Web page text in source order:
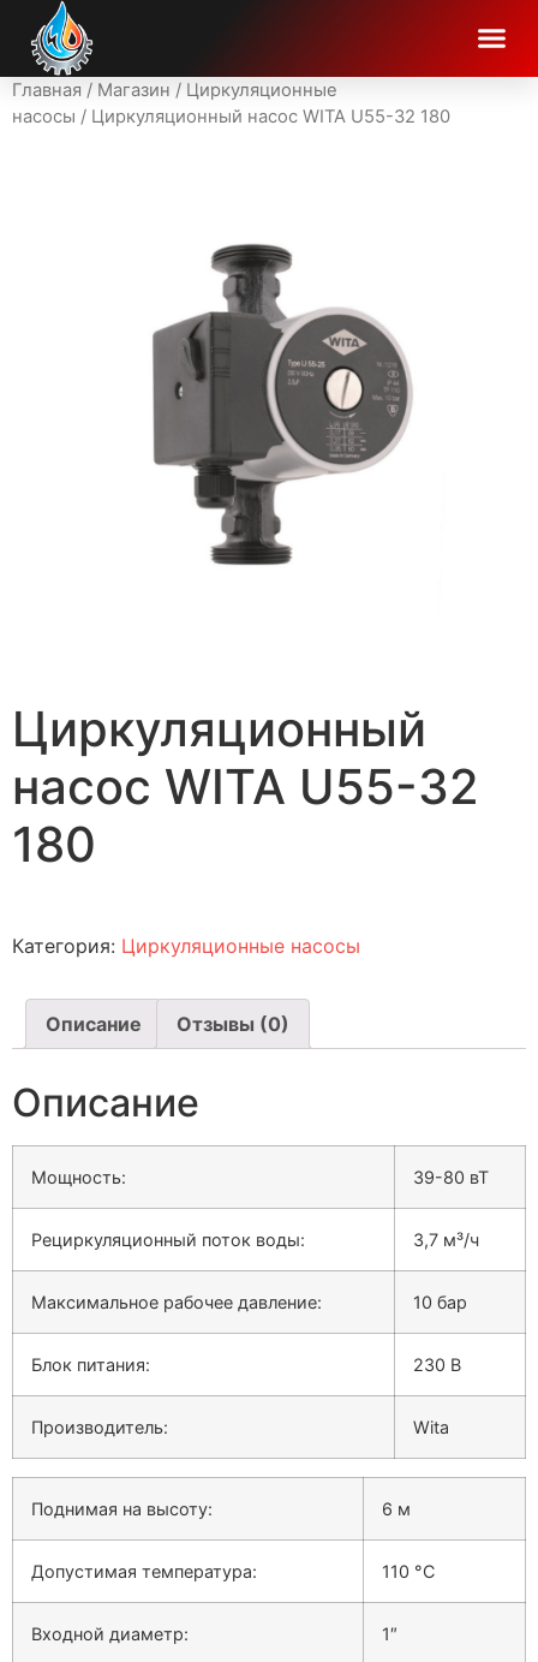
Главная / Магазин / Циркуляционные
насосы / Циркуляционный насос WITA U55-32 180
Циркуляционный
насос WITA U55-32
180
Категория: Циркуляционные насосы
Описание Отзывы (0)
Описание
Мощность: 39-80 вТ
Рециркуляционный поток воды: 3,7 м³/ч
Максимальное рабочее давление: 10 бар
Блок питания: 230 В
Производитель: Wita
Поднимая на высоту: 6 м
Допустимая температура: 110 °C
Входной диаметр: 1″